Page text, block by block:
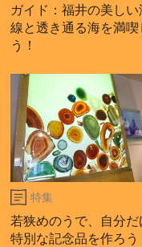
ガイド：福井の美しい
線と透き通る海を満喫
う！
特集
若狭めのうで、自分だ
特別な記念品を作ろう